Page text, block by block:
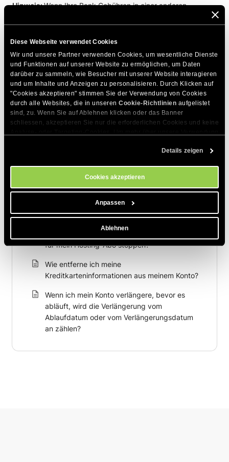
Diese Webseite verwendet Cookies
Wir und unsere Partner verwenden Cookies, um wesentliche Dienste
und Funktionen auf unserer Website zu ermöglichen, um Daten
darüber zu sammeln, wie Besucher mit unserer Website interagieren
und um Inhalte und Anzeigen zu personalisieren. Durch Klicken auf
"Cookies akzeptieren" stimmen Sie der Verwendung von Cookies
durch alle Websites, die in unseren Cookie-Richtlinien aufgelistet
sind, zu. Wenn Sie auf Ablehnen klicken oder das Banner
schliessen, akzeptieren Sie nur die erforderlichen Cookies und keine
. Sie können Ihre Cookie-Einstellungen jederzeit im
Details zeigen
Cookies akzeptieren
Anpassen
Ablehnen
Hinweis:Wenn Ihre Bank Gebühren in einer anderen
DIESEN ARTIKEL TEILEN
Wie man ein neues Paket bestellt
Häufigste Gründe für das Scheitern einer
Zahlung
für mein Hosting-Abo stoppen?
Wie entferne ich meine
Kreditkarteninformationen aus meinem Konto?
Wenn ich mein Konto verlängere, bevor es
abläuft, wird die Verlängerung vom
Ablaufdatum oder vom Verlängerungsdatum
an zählen?